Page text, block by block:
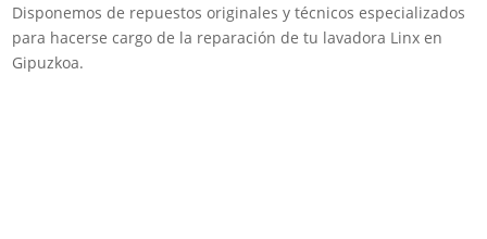
Disponemos de repuestos originales y técnicos especializados
para hacerse cargo de la reparación de tu lavadora Linx en
Gipuzkoa.